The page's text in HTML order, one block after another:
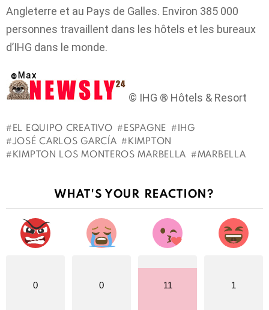
Angleterre et au Pays de Galles. Environ 385 000
personnes travaillent dans les hôtels et les bureaux
d’IHG dans le monde.
© IHG ® Hôtels & Resort
EL EQUIPO CREATIVO ESPAGNE
IHG
JOSÉ CARLOS GARCÍA
KIMPTON
KIMPTON LOS MONTEROS MARBELLA
MARBELLA
WHAT'S YOUR REACTION?
0 0 11 1